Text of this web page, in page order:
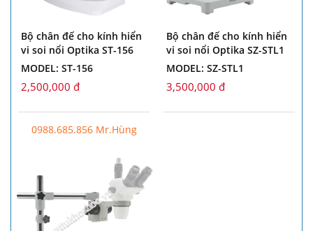
Bộ chân đế cho kính hiển
vi soi nổi Optika ST-156
MODEL: ST-156
2,500,000 đ
Bộ chân đế cho kính hiển
vi soi nổi Optika SZ-STL1
MODEL: SZ-STL1
3,500,000 đ
0988.685.856 Mr.Hùng